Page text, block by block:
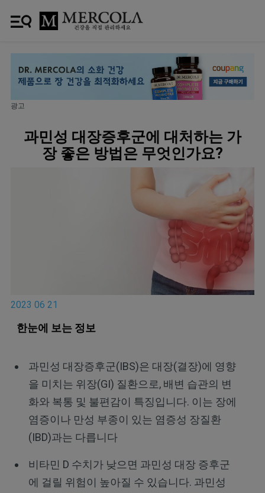
광고
과민성 대장증후군에 대처하는 가
장 좋은 방법은 무엇인가요?
2023 06 21
한눈에 보는 정보
과민성 대장증후군(IBS)은 대장(결장)에 영향
을 미치는 위장(GI) 질환으로, 배변 습관의 변
화와 복통 및 불편감이 특징입니다. 이는 장에
염증이나 만성 부종이 있는 염증성 장질환
(IBD)과는 다릅니다
비타민 D 수치가 낮으면 과민성 대장 증후군
에 걸릴 위험이 높아질 수 있습니다. 과민성